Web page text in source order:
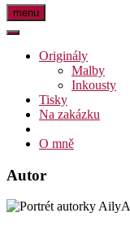
menu
Originály
Malby
Inkousty
Tisky
Na zakázku
O mně
Autor